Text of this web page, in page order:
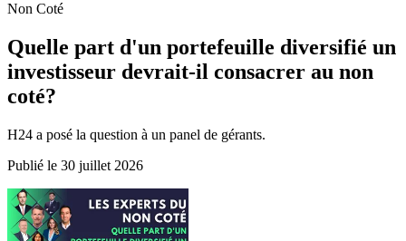
Non Coté
Quelle part d'un portefeuille diversifié un
investisseur devrait-il consacrer au non
coté?
H24 a posé la question à un panel de gérants.
Publié le 30 juillet 2026